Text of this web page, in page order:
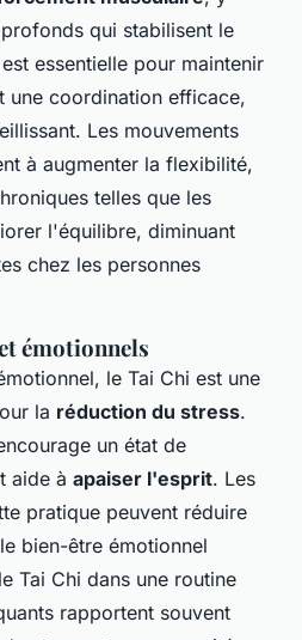
qui stabilisent le
essentielle pour maintenir
une coordination efficace,
Les mouvements
à augmenter la flexibilité,
telles que les
l'équilibre, diminuant
chez les personnes
émotionnels
le Tai Chi est une
la réduction du stress.
un état de
aide à apaiser l'esprit. Les
pratique peuvent réduire
bien-être émotionnel
Tai Chi dans une routine
rapportent souvent